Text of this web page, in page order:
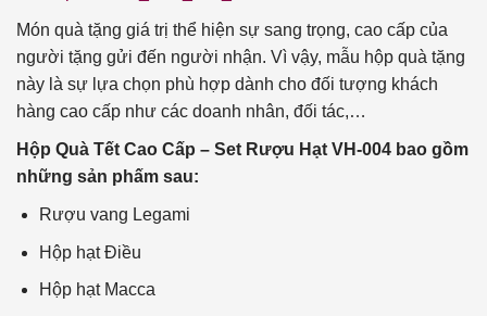
Món quà tặng giá trị thể hiện sự sang trọng, cao cấp của
người tặng gửi đến người nhận. Vì vậy, mẫu hộp quà tặng
này là sự lựa chọn phù hợp dành cho đối tượng khách
hàng cao cấp như các doanh nhân, đối tác,…
Hộp Quà Tết Cao Cấp – Set Rượu Hạt VH-004 bao gồm
những sản phấm sau:
Rượu vang Legami
Hộp hạt Điều
Hộp hạt Macca